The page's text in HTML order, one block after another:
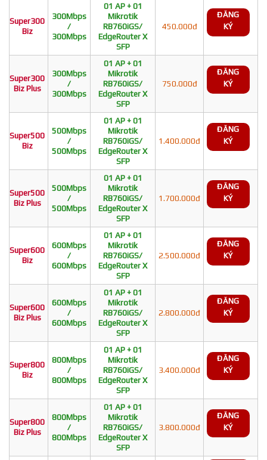
Super300
Biz
300Mbps
/
300Mbps
01 AP + 01
Mikrotik
RB760iGS/
EdgeRouter X
SFP
450.000đ
ĐĂNG
KÝ
Super300
Biz Plus
300Mbps
/
300Mbps
01 AP + 01
Mikrotik
RB760iGS/
EdgeRouter X
SFP
750.000đ
ĐĂNG
KÝ
Super500
Biz
500Mbps
/
500Mbps
01 AP + 01
Mikrotik
RB760iGS/
EdgeRouter X
SFP
1.400.000đ
ĐĂNG
KÝ
Super500
Biz Plus
500Mbps
/
500Mbps
01 AP + 01
Mikrotik
RB760iGS/
EdgeRouter X
SFP
1.700.000đ
ĐĂNG
KÝ
Super600
Biz
600Mbps
/
600Mbps
01 AP + 01
Mikrotik
RB760iGS/
EdgeRouter X
SFP
2.500.000đ
ĐĂNG
KÝ
Super600
Biz Plus
600Mbps
/
600Mbps
01 AP + 01
Mikrotik
RB760iGS/
EdgeRouter X
SFP
2.800.000đ
ĐĂNG
KÝ
Super800
Biz
800Mbps
/
800Mbps
01 AP + 01
Mikrotik
RB760iGS/
EdgeRouter X
SFP
3.400.000đ
ĐĂNG
KÝ
Super800
Biz Plus
800Mbps
/
800Mbps
01 AP + 01
Mikrotik
RB760iGS/
EdgeRouter X
SFP
3.800.000đ
ĐĂNG
KÝ